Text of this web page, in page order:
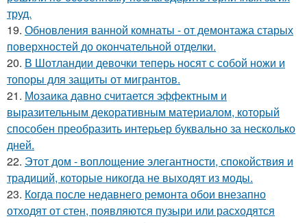
труд.
19. Обновления ванной комнаты - от демонтажа старых
поверхностей до окончательной отделки.
20. В Шотландии девочки теперь носят с собой ножи и
топоры для защиты от мигрантов.
21. Мозаика давно считается эффектным и
выразительным декоративным материалом, который
способен преобразить интерьер буквально за несколько
дней.
22. Этот дом - воплощение элегантности, спокойствия и
традиций, которые никогда не выходят из моды.
23. Когда после недавнего ремонта обои внезапно
отходят от стен, появляются пузыри или расходятся